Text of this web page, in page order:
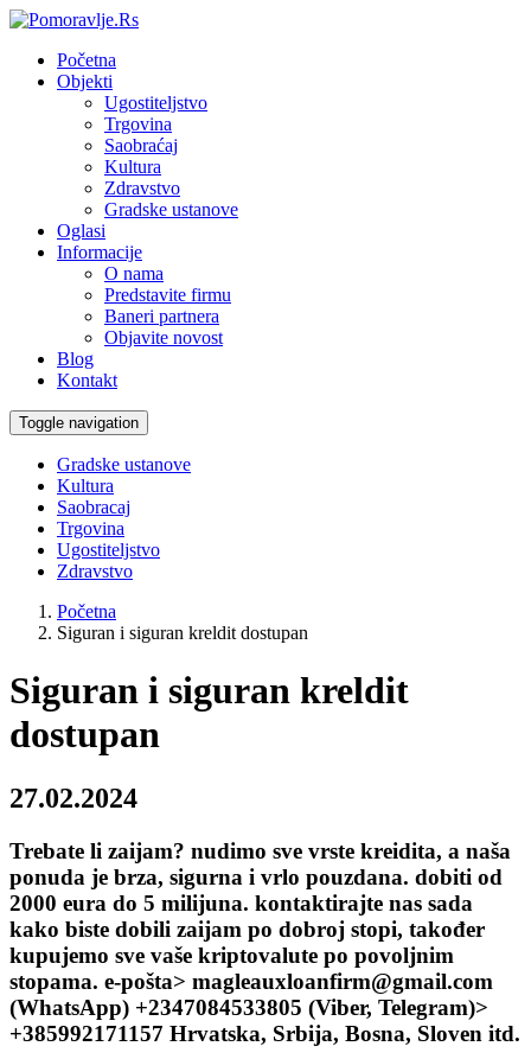
Početna
Objekti
Ugostiteljstvo
Trgovina
Saobraćaj
Kultura
Zdravstvo
Gradske ustanove
Oglasi
Informacije
O nama
Predstavite firmu
Baneri partnera
Objavite novost
Blog
Kontakt
Toggle navigation
Gradske ustanove
Kultura
Saobracaj
Trgovina
Ugostiteljstvo
Zdravstvo
Početna
Siguran i siguran kreldit dostupan
Siguran i siguran kreldit
dostupan
27.02.2024
Trebate li zaijam? nudimo sve vrste kreidita, a naša
ponuda je brza, sigurna i vrlo pouzdana. dobiti od
2000 eura do 5 milijuna. kontaktirajte nas sada
kako biste dobili zaijam po dobroj stopi, također
kupujemo sve vaše kriptovalute po povoljnim
stopama. e-pošta> magleauxloanfirm@gmail.com
(WhatsApp) +2347084533805 (Viber, Telegram)>
+385992171157 Hrvatska, Srbija, Bosna, Sloven itd.